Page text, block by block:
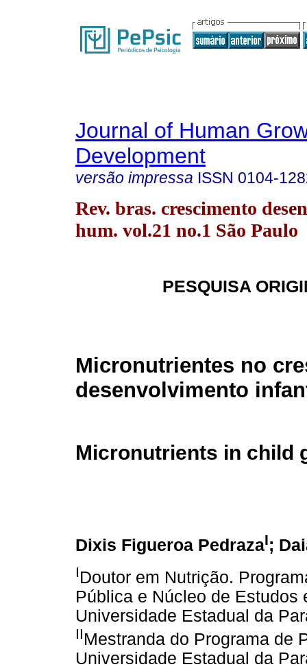
Journal of Human
Development
versão impressa ISSN 0104-
Rev. bras. crescimento
hum. vol.21 no.1 São Paulo
PESQUISA
Micronutrientes no
desenvolvimento
Micronutrients in child
Dixis Figueroa PedrazaI;
IDoutor em Nutrição.
Pública e Núcleo de
Universidade Estadual da
IIMestranda do Programa de
Universidade Estadual da